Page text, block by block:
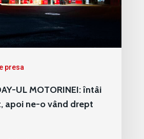
presa
UL MOTORINEI: întâi
apoi ne-o vând drept